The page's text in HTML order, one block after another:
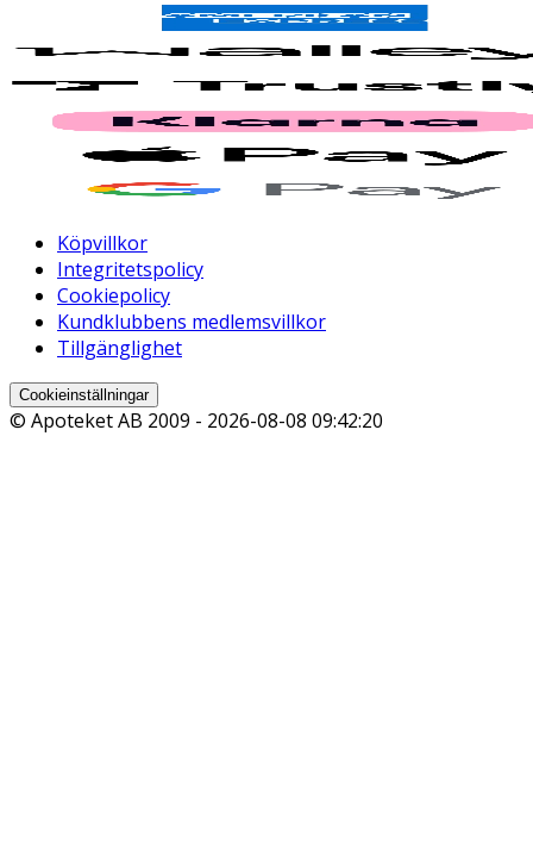
Köpvillkor
Integritetspolicy
Cookiepolicy
Kundklubbens medlemsvillkor
Tillgänglighet
Cookieinställningar
© Apoteket AB 2009 - 2026-08-08 09:42:20